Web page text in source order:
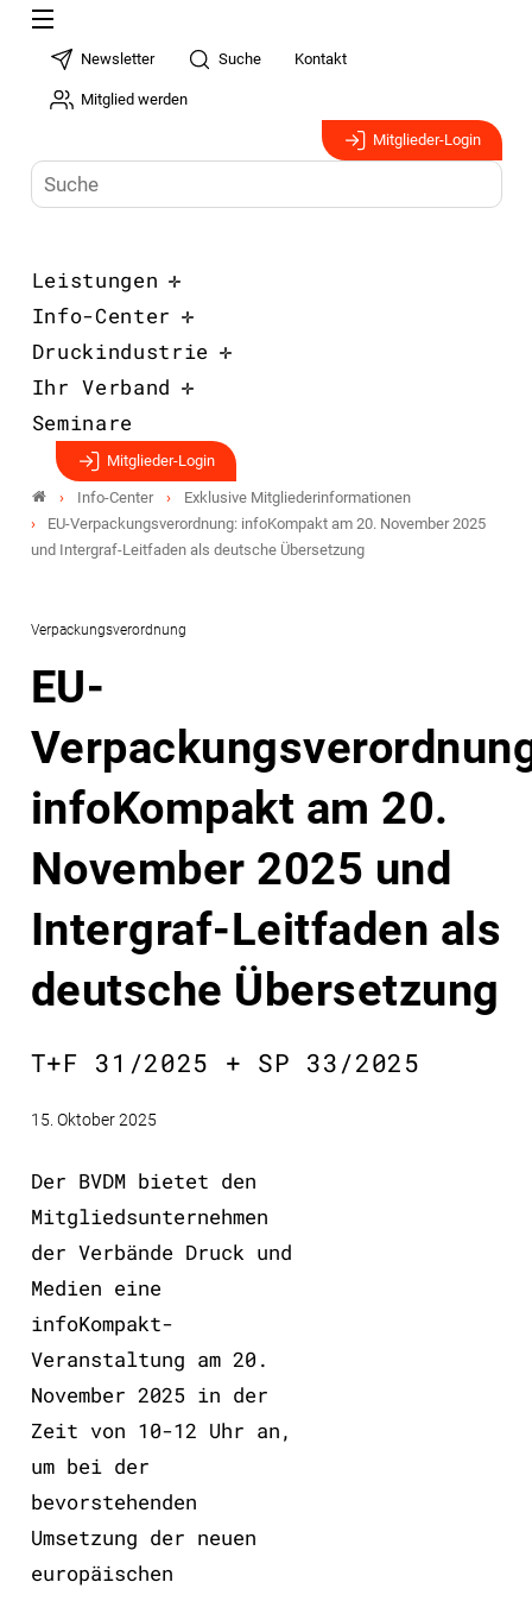
Newsletter Suche Kontakt
Mitglied werden
Mitglieder-Login
Leistungen
Info-Center
Druckindustrie
Ihr Verband
Seminare
Mitglieder-Login
Info-Center
Exklusive Mitgliederinformationen
EU-Verpackungsverordnung: infoKompakt am 20. November 2025
und Intergraf-Leitfaden als deutsche Übersetzung
Verpackungsverordnung
EU-
infoKompakt am 20.
November 2025 und
Intergraf-Leitfaden als
deutsche Übersetzung
T+F 31/2025 + SP 33/2025
15. Oktober 2025
Der BVDM bietet den
Mitgliedsunternehmen
der Verbände Druck und
Medien eine
infoKompakt-
Veranstaltung am 20.
November 2025 in der
Zeit von 10-12 Uhr an,
um bei der
bevorstehenden
Umsetzung der neuen
europäischen